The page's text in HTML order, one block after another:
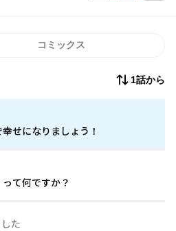
コミックス
1話から
せになりましょう！
て何ですか？
た